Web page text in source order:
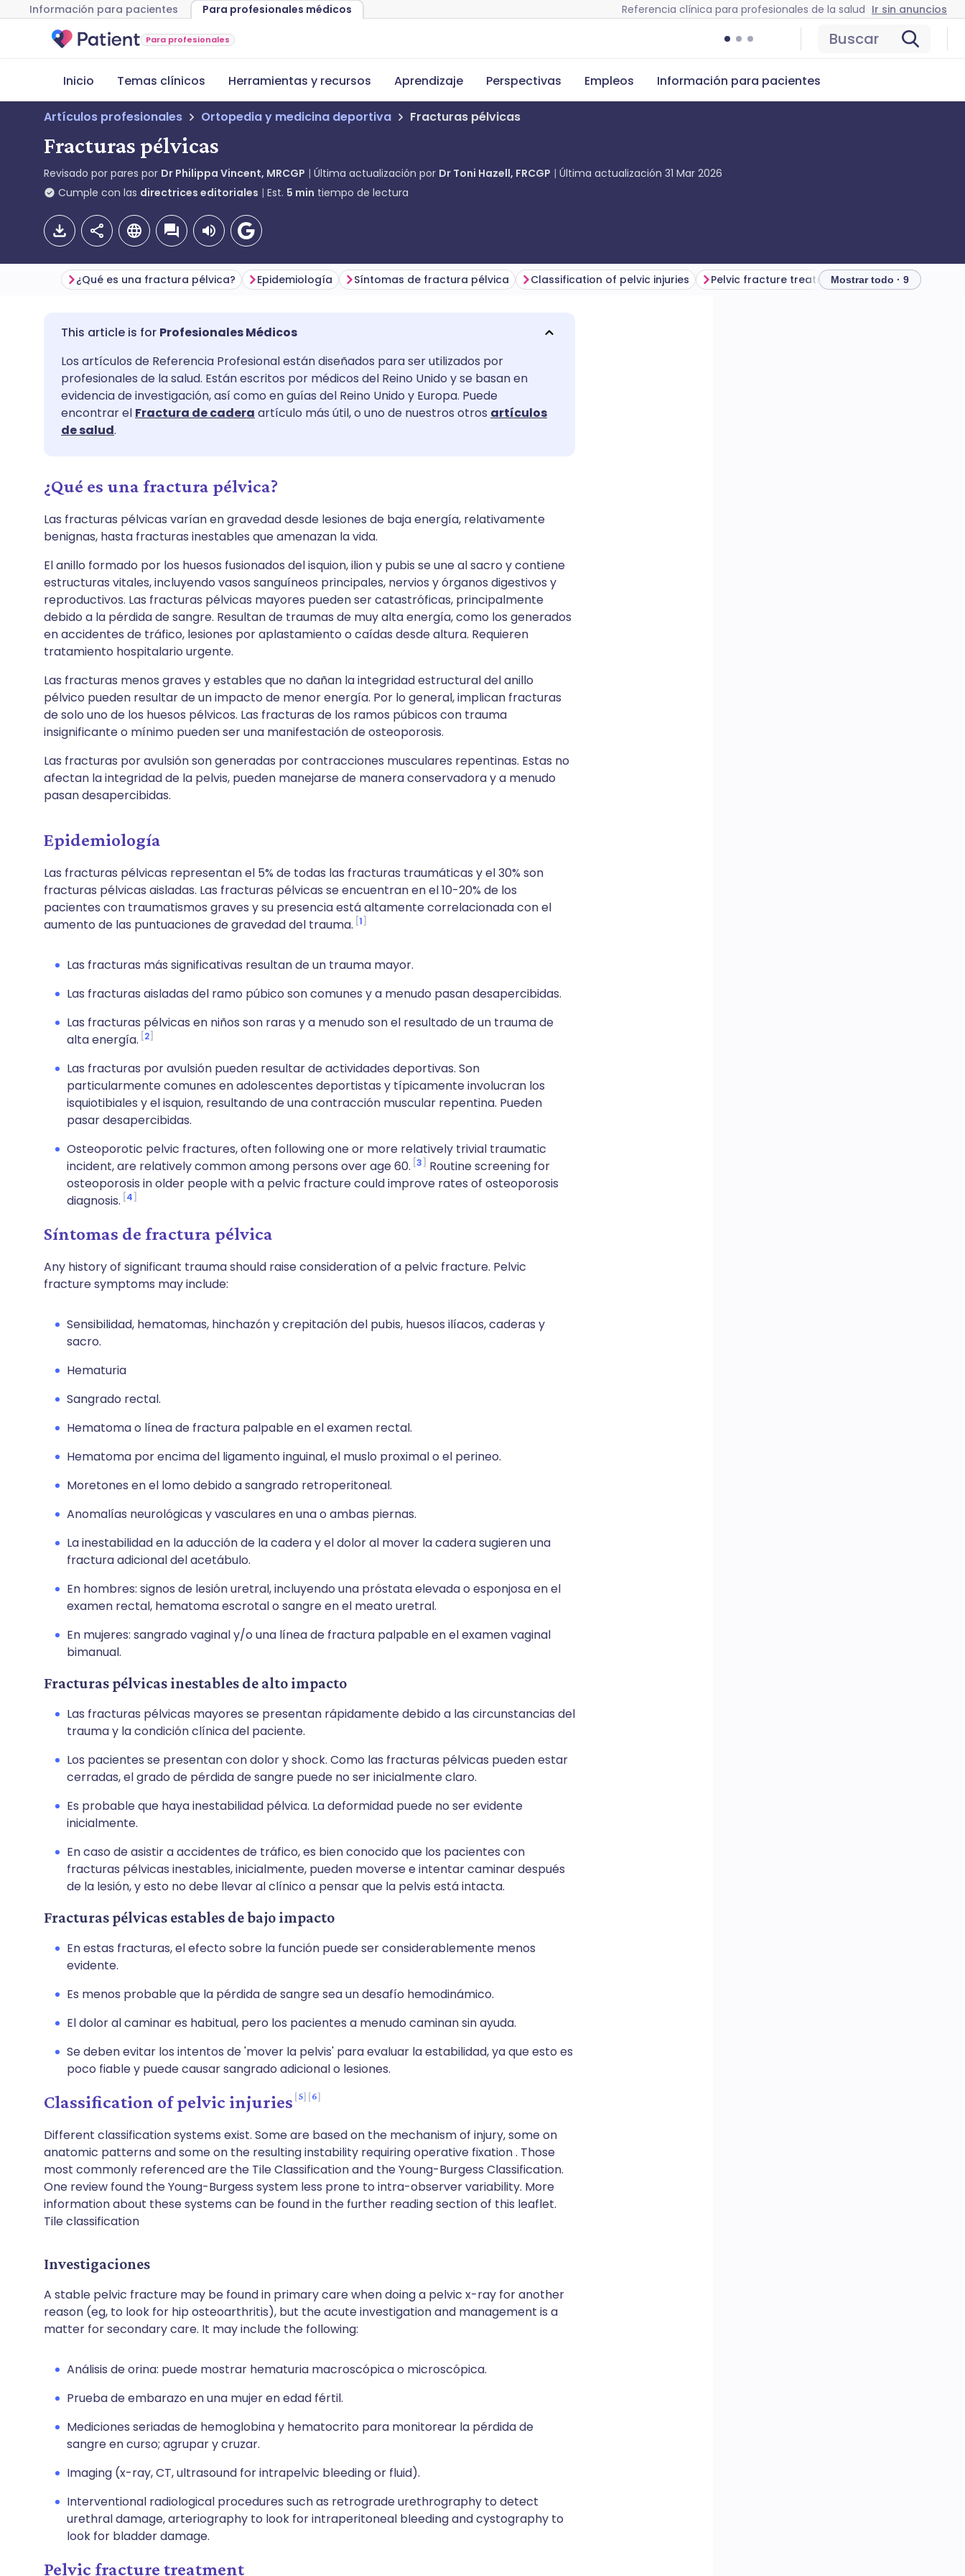
Información para pacientes Para profesionales médicos Referencia clínica para profesionales de la salud Ir sin anuncios
Para profesionales Buscar
Inicio Temas clínicos Herramientas y recursos Aprendizaje Perspectivas Empleos Información para pacientes
Artículos profesionales Ortopedia y medicina deportiva Fracturas pélvicas
Fracturas pélvicas
Revisado por pares por Dr Philippa Vincent, MRCGP Última actualización por Dr Toni Hazell, FRCGP Última actualización 31 Mar 2026
Cumple con las directrices editoriales Est. 5 min tiempo de lectura
Compartir por correo
Compartir en Facebook
Compartir vía WhatsApp
🇬🇧 English 🇩🇪 Deutsch
🇪🇸 Español 🇫🇷 Français
🇮🇹 Italiano 🇵🇹 Português
🇸🇦 عربي 🇸🇪 Svenska
¿Qué es una fractura pélvica? Epidemiología Síntomas de fractura pélvica Classification of pelvic injuries Pelvic fracture treatmentMostrar todo · 9
Profesionales Médicos
Los artículos de Referencia Profesional están diseñados para ser utilizados por
profesionales de la salud. Están escritos por médicos del Reino Unido y se basan en
evidencia de investigación, así como en guías del Reino Unido y Europa. Puede
encontrar el Fractura de cadera artículo más útil, o uno de nuestros otros artículos
de salud.
¿Qué es una fractura pélvica?
Las fracturas pélvicas varían en gravedad desde lesiones de baja energía, relativamente
benignas, hasta fracturas inestables que amenazan la vida.
El anillo formado por los huesos fusionados del isquion, ilion y pubis se une al sacro y contiene
estructuras vitales, incluyendo vasos sanguíneos principales, nervios y órganos digestivos y
reproductivos. Las fracturas pélvicas mayores pueden ser catastróficas, principalmente
debido a la pérdida de sangre. Resultan de traumas de muy alta energía, como los generados
en accidentes de tráfico, lesiones por aplastamiento o caídas desde altura. Requieren
tratamiento hospitalario urgente.
Las fracturas menos graves y estables que no dañan la integridad estructural del anillo
pélvico pueden resultar de un impacto de menor energía. Por lo general, implican fracturas
de solo uno de los huesos pélvicos. Las fracturas de los ramos púbicos con trauma
insignificante o mínimo pueden ser una manifestación de osteoporosis.
Las fracturas por avulsión son generadas por contracciones musculares repentinas. Estas no
afectan la integridad de la pelvis, pueden manejarse de manera conservadora y a menudo
pasan desapercibidas.
Epidemiología
Las fracturas pélvicas representan el 5% de todas las fracturas traumáticas y el 30% son
fracturas pélvicas aisladas. Las fracturas pélvicas se encuentran en el 10-20% de los
pacientes con traumatismos graves y su presencia está altamente correlacionada con el
aumento de las puntuaciones de gravedad del trauma. 1
Las fracturas más significativas resultan de un trauma mayor.
Las fracturas aisladas del ramo púbico son comunes y a menudo pasan desapercibidas.
Las fracturas pélvicas en niños son raras y a menudo son el resultado de un trauma de
alta energía. 2
Las fracturas por avulsión pueden resultar de actividades deportivas. Son
particularmente comunes en adolescentes deportistas y típicamente involucran los
isquiotibiales y el isquion, resultando de una contracción muscular repentina. Pueden
pasar desapercibidas.
Osteoporotic pelvic fractures, often following one or more relatively trivial traumatic
incident, are relatively common among persons over age 60. 3
Routine screening for
osteoporosis in older people with a pelvic fracture could improve rates of osteoporosis
diagnosis. 4
Síntomas de fractura pélvica
Any history of significant trauma should raise consideration of a pelvic fracture. Pelvic
fracture symptoms may include:
Sensibilidad, hematomas, hinchazón y crepitación del pubis, huesos ilíacos, caderas y
sacro.
Hematuria
Sangrado rectal.
Hematoma o línea de fractura palpable en el examen rectal.
Hematoma por encima del ligamento inguinal, el muslo proximal o el perineo.
Moretones en el lomo debido a sangrado retroperitoneal.
Anomalías neurológicas y vasculares en una o ambas piernas.
La inestabilidad en la aducción de la cadera y el dolor al mover la cadera sugieren una
fractura adicional del acetábulo.
En hombres: signos de lesión uretral, incluyendo una próstata elevada o esponjosa en el
examen rectal, hematoma escrotal o sangre en el meato uretral.
En mujeres: sangrado vaginal y/o una línea de fractura palpable en el examen vaginal
bimanual.
Fracturas pélvicas inestables de alto impacto
Las fracturas pélvicas mayores se presentan rápidamente debido a las circunstancias del
trauma y la condición clínica del paciente.
Los pacientes se presentan con dolor y shock. Como las fracturas pélvicas pueden estar
cerradas, el grado de pérdida de sangre puede no ser inicialmente claro.
Es probable que haya inestabilidad pélvica. La deformidad puede no ser evidente
inicialmente.
En caso de asistir a accidentes de tráfico, es bien conocido que los pacientes con
fracturas pélvicas inestables, inicialmente, pueden moverse e intentar caminar después
de la lesión, y esto no debe llevar al clínico a pensar que la pelvis está intacta.
Fracturas pélvicas estables de bajo impacto
En estas fracturas, el efecto sobre la función puede ser considerablemente menos
evidente.
Es menos probable que la pérdida de sangre sea un desafío hemodinámico.
El dolor al caminar es habitual, pero los pacientes a menudo caminan sin ayuda.
Se deben evitar los intentos de 'mover la pelvis' para evaluar la estabilidad, ya que esto es
poco fiable y puede causar sangrado adicional o lesiones.
Classification of pelvic injuries 5 6
Different classification systems exist. Some are based on the mechanism of injury, some on
anatomic patterns and some on the resulting instability requiring operative fixation . Those
most commonly referenced are the Tile Classification and the Young-Burgess Classification.
One review found the Young-Burgess system less prone to intra-observer variability. More
information about these systems can be found in the further reading section of this leaflet.
Tile classification
Investigaciones
A stable pelvic fracture may be found in primary care when doing a pelvic x-ray for another
reason (eg, to look for hip osteoarthritis), but the acute investigation and management is a
matter for secondary care. It may include the following:
Análisis de orina: puede mostrar hematuria macroscópica o microscópica.
Prueba de embarazo en una mujer en edad fértil.
Mediciones seriadas de hemoglobina y hematocrito para monitorear la pérdida de
sangre en curso; agrupar y cruzar.
Imaging (x-ray, CT, ultrasound for intrapelvic bleeding or fluid).
Interventional radiological procedures such as retrograde urethrography to detect
urethral damage, arteriography to look for intraperitoneal bleeding and cystography to
look for bladder damage.
Pelvic fracture treatment